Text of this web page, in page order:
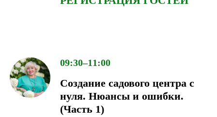
09:30–11:00
Создание садового центра с
нуля. Нюансы и ошибки.
(Часть 1)